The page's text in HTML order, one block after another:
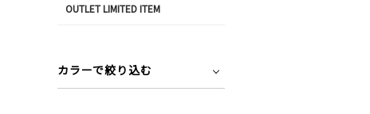
OUTLET LIMITED ITEM
カラーで絞り込む